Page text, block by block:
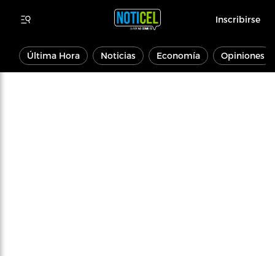
Inscribirse
Última Hora Noticias Economía Opiniones